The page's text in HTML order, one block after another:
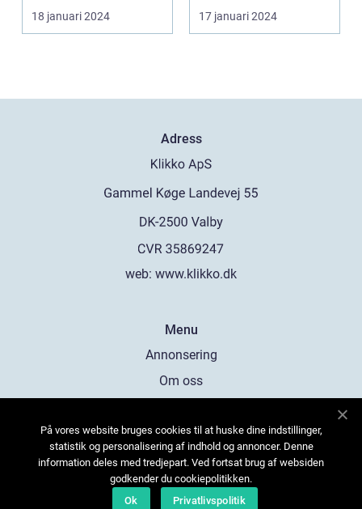
Frankrike och dess
popular...
18 januari 2024
semesterdestination
för män...
17 januari 2024
Adress
web: www.klikko.dk
Menu
Annonsering
Om oss
Kontakta oss
Sitemap
På vores website bruges cookies til at huske dine indstillinger,
statistik og personalisering af indhold og annoncer. Denne
information deles med tredjepart. Ved fortsat brug af websiden
godkender du cookiepolitikken.
Ok
Privatlivspolitik